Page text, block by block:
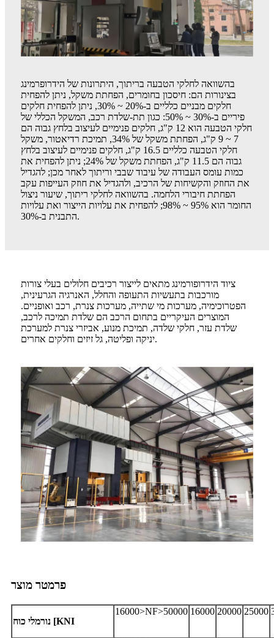
בהשוואה לחלקי הטבעה בריתוך, היתרונות של הידרופרמינג
בצינורות הם: חיסכון בחומרים, הפחתת משקל, ניתן להפחית
חלקים מבניים כלליים ב-20% ~ 30%, ניתן להפחית חלקים
פיריים ב-30% ~ 50%: כגון תת-שלדת רכב, המשקל הכללי של
חלקי הטבעה הוא 12 ק"ג, חלקים פנימיים לעיצוב בלחץ גבוה הם
7 ~ 9 ק"ג, הפחתת משקל של 34%, תמיכת רדיאטור, משקל
חלקי הטבעה כלליים 16.5 ק"ג, חלקים פנימיים לעיצוב בלחץ
גבוה הם 11.5 ק"ג, הפחתת משקל של 24%; ניתן להפחית את
כמות עומס העבודה של עיבוד שבבי וריתוך לאחר מכן; להגדיל
את החוזק והקשיחות של הרכיב, ולהגדיל את חוזק העייפות עקב
הפחתת חיבורי הלחמה. בהשוואה לחלקי ריתוך, שיעור ניצול
החומר הוא 95% ~ 98%; להפחית את עלויות הייצור ואת עלויות
התבנית ב-30%.
ציוד הידרופורמינג מתאים לייצור רכיבים חלולים בעלי צורות
מורכבות בתעשיות התעופה והחלל, האנרגיה הגרעינית,
הפטרוכימיה, מערכות מי שתייה, מערכות צנרת, רכב ואופניים.
המוצרים העיקריים בתחום הרכב הם שלדת תמיכה לרכב,
שלדת עזר, חלקי שלדה, תמיכת מנוע, אביזרי צנרת למערכת
יניקה ופליטה, גל זיזים וחלקים אחרים.
פרמטר מוצר
נורמלי כוח [KNI
16000>NF>50000 16000 20000 25000